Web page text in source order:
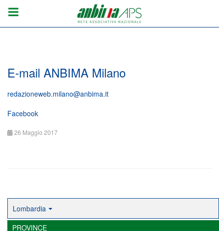
E-mail ANBIMA Milano
redazioneweb.milano@anbima.it
Facebook
26 Maggio 2017
Lombardia
PROVINCE